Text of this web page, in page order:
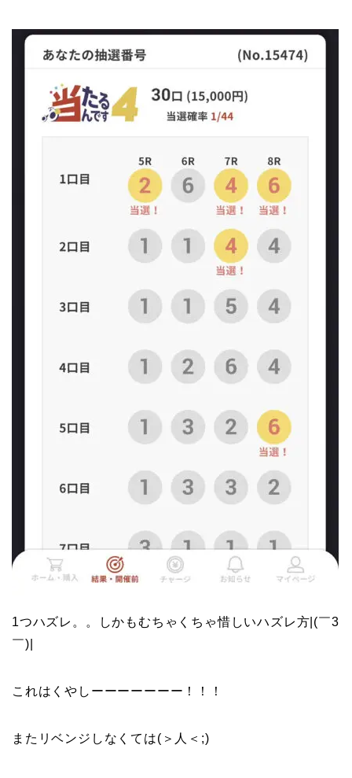
1つハズレ。。しかもむちゃくちゃ惜しいハズレ方|(￣3
￣)|
これはくやしーーーーーーー！！！
またリベンジしなくては(＞人＜;)